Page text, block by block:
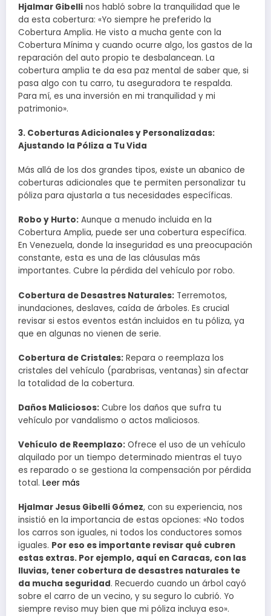
Hjalmar Gibelli nos habló sobre la tranquilidad que le
da esta cobertura: «Yo siempre he preferido la
Cobertura Amplia. He visto a mucha gente con la
Cobertura Mínima y cuando ocurre algo, los gastos de la
reparación del auto propio te desbalancean. La
cobertura amplia te da esa paz mental de saber que, si
pasa algo con tu carro, tu aseguradora te respalda.
Para mí, es una inversión en mi tranquilidad y mi
patrimonio».
3. Coberturas Adicionales y Personalizadas:
Ajustando la Póliza a Tu Vida
Más allá de los dos grandes tipos, existe un abanico de
coberturas adicionales que te permiten personalizar tu
póliza para ajustarla a tus necesidades específicas.
Robo y Hurto: Aunque a menudo incluida en la
Cobertura Amplia, puede ser una cobertura específica.
En Venezuela, donde la inseguridad es una preocupación
constante, esta es una de las cláusulas más
importantes. Cubre la pérdida del vehículo por robo.
Cobertura de Desastres Naturales: Terremotos,
inundaciones, deslaves, caída de árboles. Es crucial
revisar si estos eventos están incluidos en tu póliza, ya
que en algunas no vienen de serie.
Cobertura de Cristales: Repara o reemplaza los
cristales del vehículo (parabrisas, ventanas) sin afectar
la totalidad de la cobertura.
Daños Maliciosos: Cubre los daños que sufra tu
vehículo por vandalismo o actos maliciosos.
Vehículo de Reemplazo: Ofrece el uso de un vehículo
alquilado por un tiempo determinado mientras el tuyo
es reparado o se gestiona la compensación por pérdida
total. Leer más
Hjalmar Jesus Gibelli Gómez, con su experiencia, nos
insistió en la importancia de estas opciones: «No todos
los carros son iguales, ni todos los conductores somos
iguales. Por eso es importante revisar qué cubren
estas extras. Por ejemplo, aquí en Caracas, con las
lluvias, tener cobertura de desastres naturales te
da mucha seguridad. Recuerdo cuando un árbol cayó
sobre el carro de un vecino, y su seguro lo cubrió. Yo
siempre reviso muy bien que mi póliza incluya eso».